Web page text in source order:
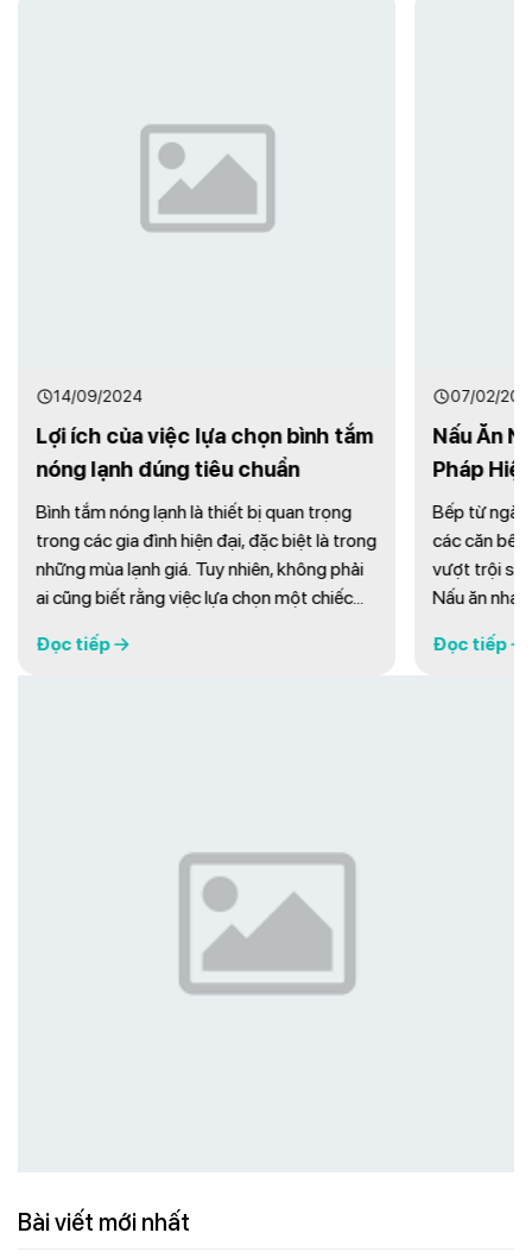
14/09/2024
Lợi ích của việc lựa chọn bình tắm
nóng lạnh đúng tiêu chuẩn
Bình tắm nóng lạnh là thiết bị quan trọng
trong các gia đình hiện đại, đặc biệt là trong
những mùa lạnh giá. Tuy nhiên, không phải
ai cũng biết rằng việc lựa chọn một chiếc
nhiều lợi ích hơn so với một thiết bị thông
Đọc tiếp
07/02/
Nấu Ăn
Pháp
Đình
Bếp từ
các căn bếp
vượt trội so
Nấu ăn
bảo an
Đọc tiếp
Bài viết mới nhất